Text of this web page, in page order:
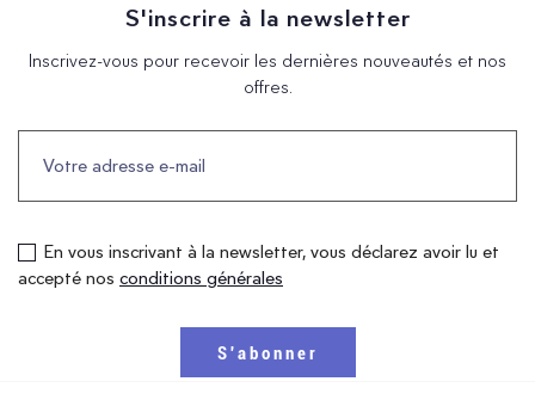
S'inscrire à la newsletter
Inscrivez-vous pour recevoir les dernières nouveautés et nos
offres.
En vous inscrivant à la newsletter, vous déclarez avoir lu et
accepté nos conditions générales